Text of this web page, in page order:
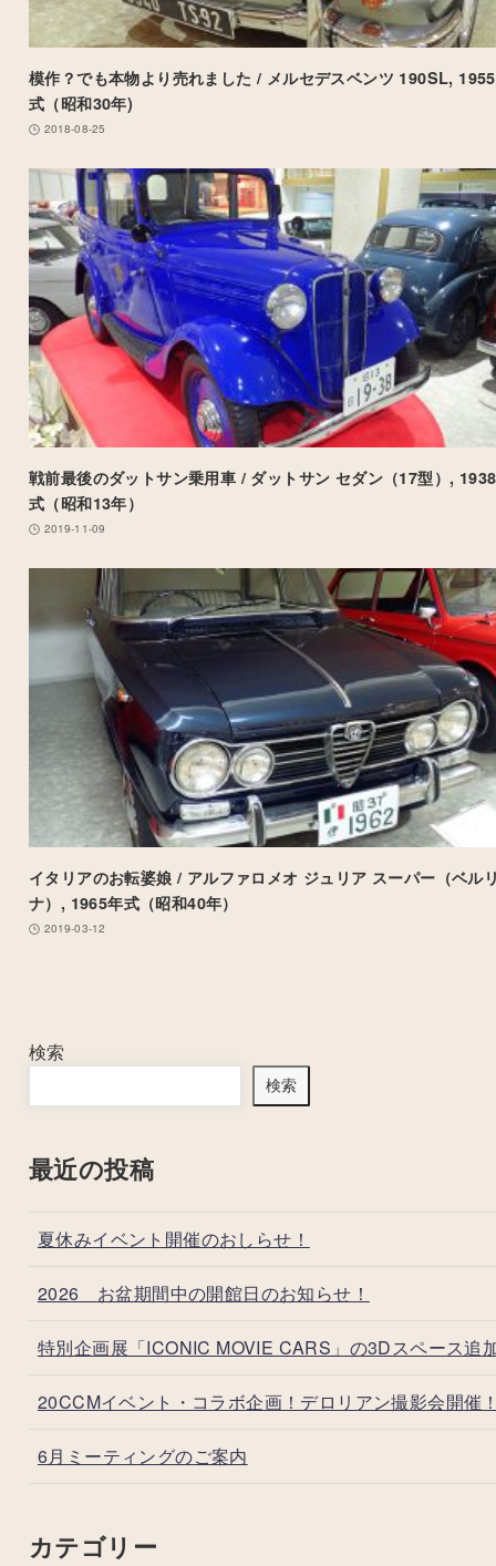
模作？でも本物より売れました / メルセデスベンツ 190SL,
式（昭和30年)
2018-08-25
戦前最後のダットサン乗用車 / ダットサン セダン（17型）,
式（昭和13年）
2019-11-09
イタリアのお転婆娘 / アルファロメオ ジュリア スーパー（ベル
ナ）, 1965年式（昭和40年）
2019-03-12
検索
検索
最近の投稿
夏休みイベント開催のおしらせ！
2026 お盆期間中の開館日のお知らせ！
特別企画展「ICONIC MOVIE CARS」の3Dスペース追
20CCMイベント・コラボ企画！デロリアン撮影会開催
6月ミーティングのご案内
カテゴリー